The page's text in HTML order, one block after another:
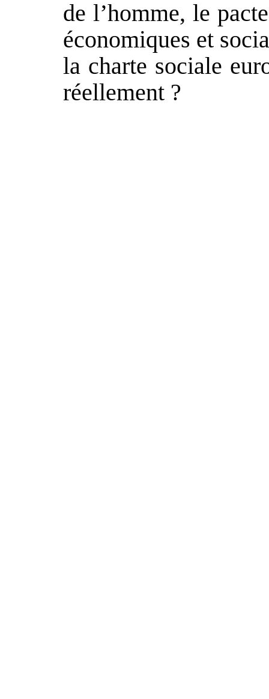
de l’homme, le
économiques et
la charte sociale
réellement ?